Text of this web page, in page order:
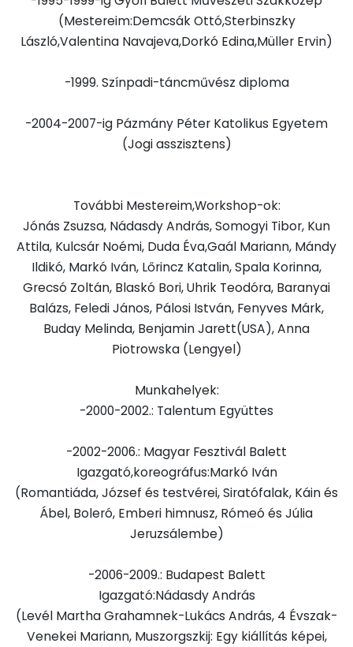
(Mestereim:Demcsák Ottó,Sterbinszky
László,Valentina Navajeva,Dorkó Edina,Müller Ervin)
-1999. Színpadi-táncművész diploma
-2004-2007-ig Pázmány Péter Katolikus Egyetem
(Jogi asszisztens)
További Mestereim,Workshop-ok:
Jónás Zsuzsa, Nádasdy András, Somogyi Tibor, Kun
Attila, Kulcsár Noémi, Duda Éva,Gaál Mariann, Mándy
Ildikó, Markó Iván, Lőrincz Katalin, Spala Korinna,
Grecsó Zoltán, Blaskó Bori, Uhrik Teodóra, Baranyai
Balázs, Feledi János, Pálosi István, Fenyves Márk,
Buday Melinda, Benjamin Jarett(USA), Anna
Piotrowska (Lengyel)
Munkahelyek:
-2000-2002.: Talentum Együttes
-2002-2006.: Magyar Fesztivál Balett
Igazgató,koreográfus:Markó Iván
(Romantiáda, József és testvérei, Siratófalak, Káin és
Ábel, Boleró, Emberi himnusz, Rómeó és Júlia
Jeruzsálembe)
-2006-2009.: Budapest Balett
Igazgató:Nádasdy András
(Levél Martha Grahamnek-Lukács András, 4 Évszak-
Venekei Mariann, Muszorgszkij: Egy kiállítás képei,